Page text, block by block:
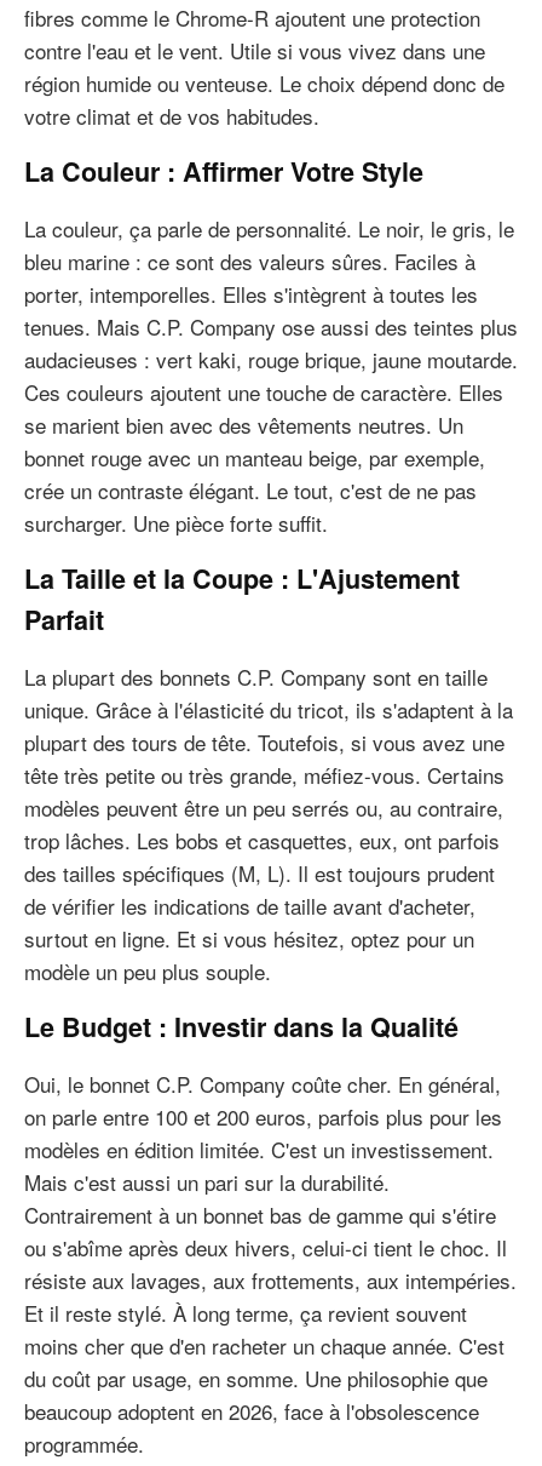
fibres comme le Chrome-R ajoutent une protection
contre l'eau et le vent. Utile si vous vivez dans une
région humide ou venteuse. Le choix dépend donc de
votre climat et de vos habitudes.
La Couleur : Affirmer Votre Style
La couleur, ça parle de personnalité. Le noir, le gris, le
bleu marine : ce sont des valeurs sûres. Faciles à
porter, intemporelles. Elles s'intègrent à toutes les
tenues. Mais C.P. Company ose aussi des teintes plus
audacieuses : vert kaki, rouge brique, jaune moutarde.
Ces couleurs ajoutent une touche de caractère. Elles
se marient bien avec des vêtements neutres. Un
bonnet rouge avec un manteau beige, par exemple,
crée un contraste élégant. Le tout, c'est de ne pas
surcharger. Une pièce forte suffit.
La Taille et la Coupe : L'Ajustement
Parfait
La plupart des bonnets C.P. Company sont en taille
unique. Grâce à l'élasticité du tricot, ils s'adaptent à la
plupart des tours de tête. Toutefois, si vous avez une
tête très petite ou très grande, méfiez-vous. Certains
modèles peuvent être un peu serrés ou, au contraire,
trop lâches. Les bobs et casquettes, eux, ont parfois
des tailles spécifiques (M, L). Il est toujours prudent
de vérifier les indications de taille avant d'acheter,
surtout en ligne. Et si vous hésitez, optez pour un
modèle un peu plus souple.
Le Budget : Investir dans la Qualité
Oui, le bonnet C.P. Company coûte cher. En général,
on parle entre 100 et 200 euros, parfois plus pour les
modèles en édition limitée. C'est un investissement.
Mais c'est aussi un pari sur la durabilité.
Contrairement à un bonnet bas de gamme qui s'étire
ou s'abîme après deux hivers, celui-ci tient le choc. Il
résiste aux lavages, aux frottements, aux intempéries.
Et il reste stylé. À long terme, ça revient souvent
moins cher que d'en racheter un chaque année. C'est
du coût par usage, en somme. Une philosophie que
beaucoup adoptent en 2026, face à l'obsolescence
programmée.